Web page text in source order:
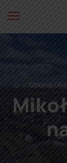
⌂ Strona